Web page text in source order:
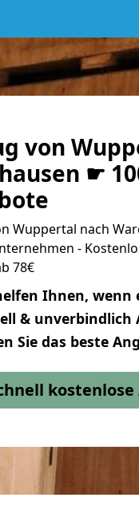
von
☛
Wuppertal nach
-
78€
Ihnen, wenn
& unverbindlich
Sie das beste